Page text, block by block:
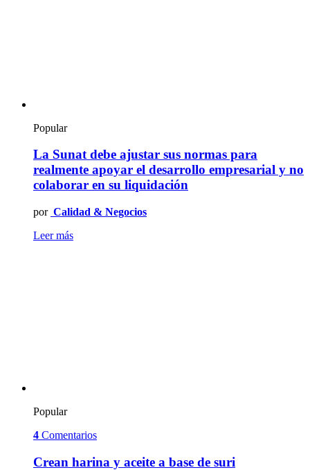
Popular
La Sunat debe ajustar sus normas para
realmente apoyar el desarrollo empresarial y no
colaborar en su liquidación
por Calidad & Negocios
Leer más
Popular
4 Comentarios
Crean harina y aceite a base de suri